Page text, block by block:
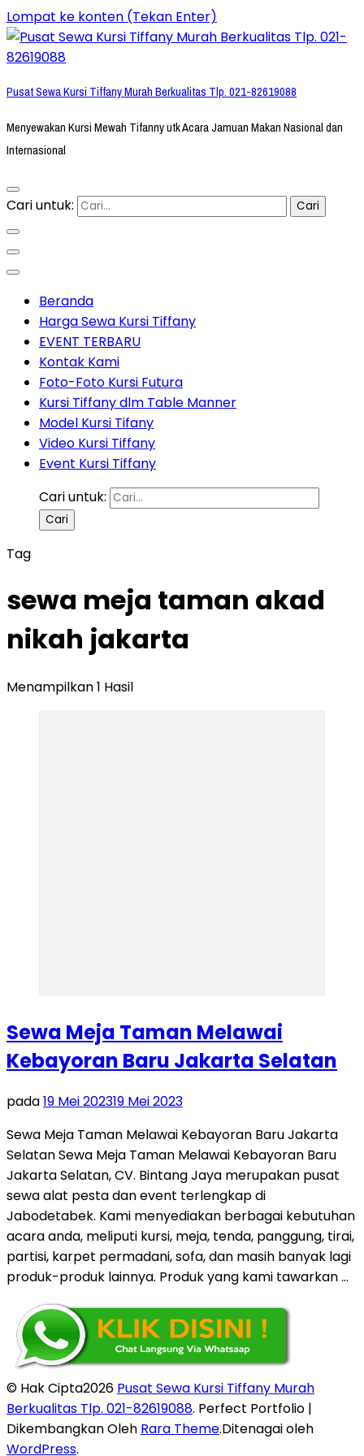
Lompat ke konten (Tekan Enter)
Pusat Sewa Kursi Tiffany Murah Berkualitas Tlp. 021-82619088
Menyewakan Kursi Mewah Tifanny utk Acara Jamuan Makan Nasional dan
Internasional
Cari untuk:
Beranda
Harga Sewa Kursi Tiffany
EVENT TERBARU
Kontak Kami
Foto-Foto Kursi Futura
Kursi Tiffany dlm Table Manner
Model Kursi Tifany
Video Kursi Tiffany
Event Kursi Tiffany
Cari untuk:
Tag
sewa meja taman akad
nikah jakarta
Menampilkan 1 Hasil
Sewa Meja Taman Melawai
Kebayoran Baru Jakarta Selatan
pada19 Mei 202319 Mei 2023
Sewa Meja Taman Melawai Kebayoran Baru Jakarta
Selatan Sewa Meja Taman Melawai Kebayoran Baru
Jakarta Selatan, CV. Bintang Jaya merupakan pusat
sewa alat pesta dan event terlengkap di
Jabodetabek. Kami menyediakan berbagai kebutuhan
acara anda, meliputi kursi, meja, tenda, panggung, tirai,
partisi, karpet permadani, sofa, dan masih banyak lagi
produk-produk lainnya. Produk yang kami tawarkan …
© Hak Cipta2026 Pusat Sewa Kursi Tiffany Murah
Berkualitas Tlp. 021-82619088. Perfect Portfolio |
Dikembangkan Oleh Rara Theme.Ditenagai oleh
WordPress.